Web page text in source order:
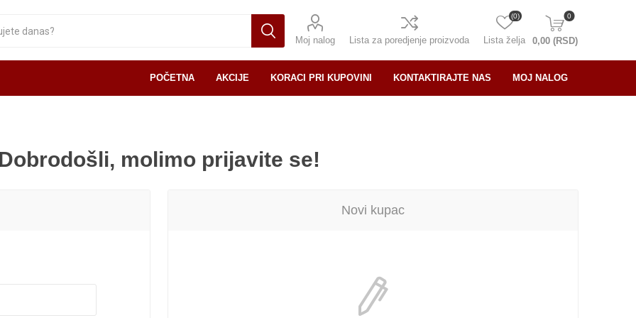
Moj nalog Lista za poredjenje proizvoda Lista želja
(0) 0
0,00 (RSD)
POČETNA AKCIJE KORACI PRI KUPOVINI KONTAKTIRAJTE NAS MOJ NALOG
Dobrodošli, molimo prijavite se!
Novi kupac